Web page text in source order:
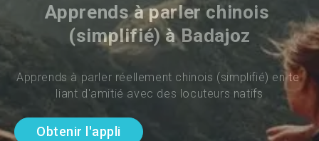
Apprends à parler chinois
(simplifié) à Badajoz
Apprends à parler réellement chinois (simplifié) en te
liant d'amitié avec des locuteurs natifs
Obtenir l'appli